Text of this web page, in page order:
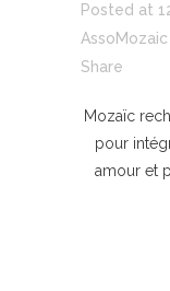
Posted at
AssoMozaic
Share
Mozaïc
pour
amour et